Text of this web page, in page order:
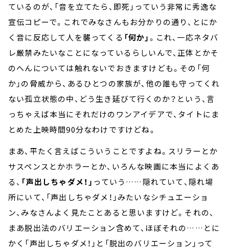
ているのが、「音を立てたら、即死」っていう非常に秀逸な
宣伝コピーで。これでみなさんもお分かりの通り、とにか
く音に反応して人を襲ってくる 「何か」。これ、一応ネタバ
レ厳禁みたいなことになっているらしいんで、正体とかそ
のへんについては触れないでおきますけども。その「何
か」の脅威から、あるひとつの家族が、他の誰も守ってくれ
ない孤立状態の中、どう生き延びて行くのか？という、言
っちゃえば本当にそれだけのワンアイデアで、タイトにま
とめた上映時間90分なわけですけどね。
まあ、平たく言えばこういうことですよね。スリラーとか
サスペンスとかホラーとか、いろんな映画に本当によくあ
る、 「声出しちゃダメ！」 っていう……隠れていて、隠れ場
所にいて、「声出しちゃダメ！」みたいなシチュエーショ
ン、みなさんよく見たことあると思いますけど。それの、
まあ脱出法のバリエーション含めて、ほぼそれの……とに
かく「声出しちゃダメ！」と「脱出のバリエーション」って